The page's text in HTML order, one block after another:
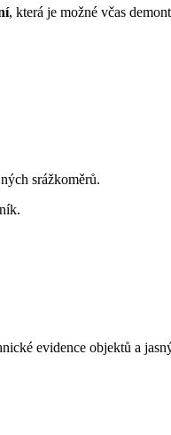
, která je možné včas
srážkoměrů.
evidence objektů a